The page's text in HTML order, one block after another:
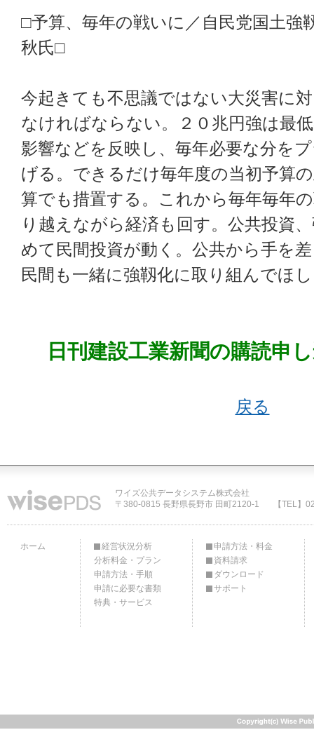
□予算、毎年の戦いに／自民党国土強
秋氏□
今起きても不思議ではない大災害に
なければならない。２０兆円強は最
影響などを反映し、毎年必要な分を
げる。できるだけ毎年度の当初予算
算でも措置する。これから毎年毎年
り越えながら経済も回す。公共投資
めて民間投資が動く。公共から手を
民間も一緒に強靱化に取り組んでほ
日刊建設工業新聞の購読申
戻る
ワイズ公共データシステム株式会社
〒380-0815 長野県長野市 田町2120-1
【TEL】
ホーム
経営状況分析
分析料金・プラン
申請方法・手順
申請に必要な書類
特典・サービス
申請方法・料金
資料請求
ダウンロード
サポート